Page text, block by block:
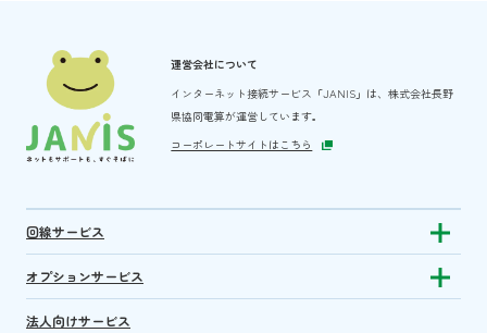
運営会社について
インターネット接続サービス「JANIS」は、株式会社長野
県協同電算が運営しています。
コーポレートサイトはこちら
回線サービス Show
オプションサービス Show
法人向けサービス